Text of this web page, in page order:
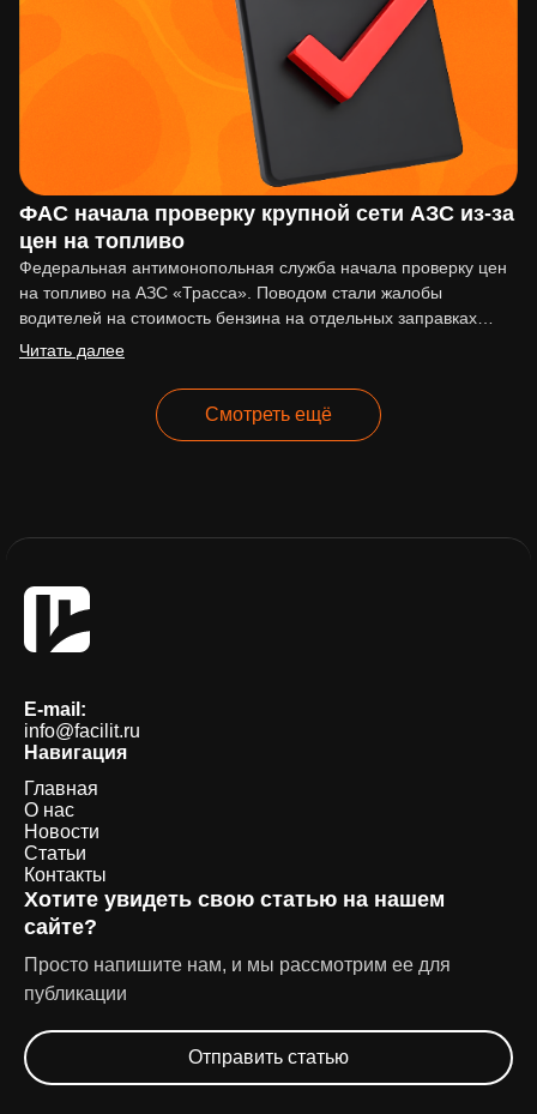
ФАС начала проверку крупной сети АЗС из-за
цен на топливо
Федеральная антимонопольная служба начала проверку цен
на топливо на АЗС «Трасса». Поводом стали жалобы
водителей на стоимость бензина на отдельных заправках
сети. По сообщениям…
Читать далее
Смотреть ещё
E-mail:
info@facilit.ru
Навигация
Главная
О нас
Новости
Статьи
Контакты
Хотите увидеть свою статью на нашем
сайте?
Просто напишите нам, и мы рассмотрим ее для
публикации
Отправить статью